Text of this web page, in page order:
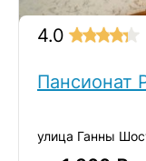
4.0
Пансионат
улица Ганны